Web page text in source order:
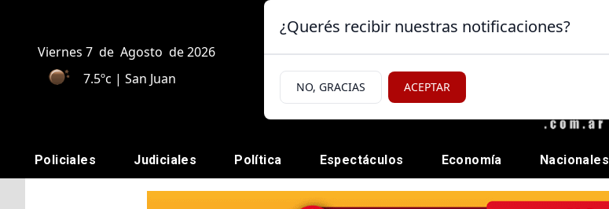
Viernes 7 de Agosto de 2026
7.5ºc | San Juan
Policiales Judiciales Política Espectáculos Economía Nacionales
¿Querés recibir nuestras notificaciones?
NO, GRACIAS ACEPTAR